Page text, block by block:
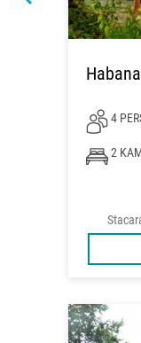
4
2